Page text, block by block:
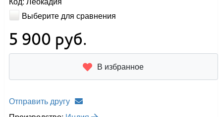
Выберите для сравнения
5 900 руб.
В избранное
Отправить другу